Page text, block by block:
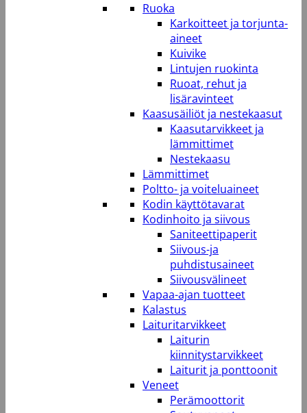
Ruoka
Karkoitteet ja torjunta-
aineet
Kuivike
Lintujen ruokinta
Ruoat, rehut ja
lisäravinteet
Kaasusäiliöt ja nestekaasut
Kaasutarvikkeet ja
lämmittimet
Nestekaasu
Lämmittimet
Poltto- ja voiteluaineet
Kodin käyttötavarat
Kodinhoito ja siivous
Saniteettipaperit
Siivous-ja
puhdistusaineet
Siivousvälineet
Vapaa-ajan tuotteet
Kalastus
Laituritarvikkeet
Laiturin
kiinnitystarvikkeet
Laiturit ja ponttoonit
Veneet
Perämoottorit